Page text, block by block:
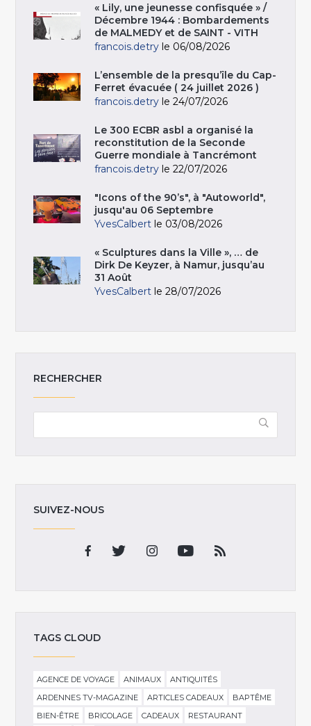
« Lily, une jeunesse confisquée » /
Décembre 1944 : Bombardements
de MALMEDY et de SAINT - VITH
francois.detry le 06/08/2026
L’ensemble de la presqu’île du Cap-
Ferret évacuée ( 24 juillet 2026 )
francois.detry le 24/07/2026
Le 300 ECBR asbl a organisé la
reconstitution de la Seconde
Guerre mondiale à Tancrémont
francois.detry le 22/07/2026
"Icons of the 90’s", à "Autoworld",
jusqu'au 06 Septembre
YvesCalbert le 03/08/2026
« Sculptures dans la Ville », … de
Dirk De Keyzer, à Namur, jusqu’au
31 Août
YvesCalbert le 28/07/2026
RECHERCHER
SUIVEZ-NOUS
TAGS CLOUD
AGENCE DE VOYAGE ANIMAUX
ANTIQUITÉS
ARDENNES TV-MAGAZINE
ARTICLES CADEAUX
BAPTÊME
BIEN-ÊTRE
BRICOLAGE CADEAUX
RESTAURANT